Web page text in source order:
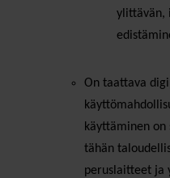
ylittävän,
On taattava
käyttäminen
tähän
peruslaitteet ja